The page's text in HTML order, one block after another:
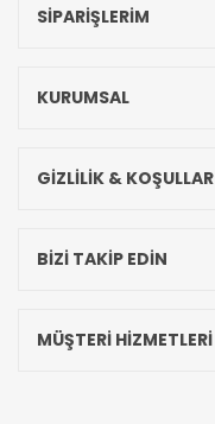
SİPARİŞLERİM
KURUMSAL
GİZLİLİK & KOŞULLAR
BİZİ TAKİP EDİN
MÜŞTERİ HİZMETLERİ